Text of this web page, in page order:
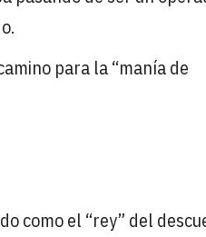
para la “manía de
como el “rey” del